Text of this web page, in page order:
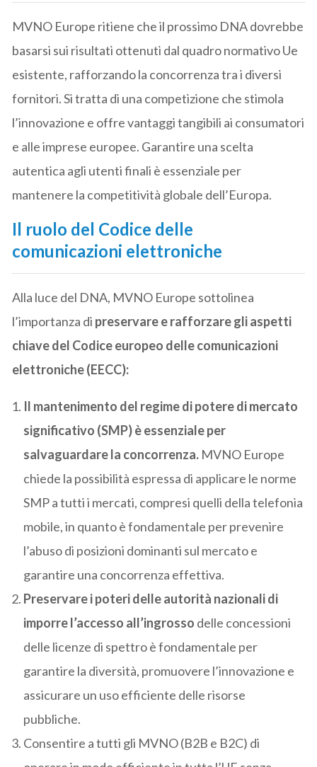
MVNO Europe ritiene che il prossimo DNA dovrebbe
basarsi sui risultati ottenuti dal quadro normativo Ue
esistente, rafforzando la concorrenza tra i diversi
fornitori. Si tratta di una competizione che stimola
l’innovazione e offre vantaggi tangibili ai consumatori
e alle imprese europee. Garantire una scelta
autentica agli utenti finali è essenziale per
mantenere la competitività globale dell’Europa.
Il ruolo del Codice delle
comunicazioni elettroniche
Alla luce del DNA, MVNO Europe sottolinea
l’importanza di preservare e rafforzare gli aspetti
chiave del Codice europeo delle comunicazioni
elettroniche (EECC):
Il mantenimento del regime di potere di mercato
significativo (SMP) è essenziale per
salvaguardare la concorrenza. MVNO Europe
chiede la possibilità espressa di applicare le norme
SMP a tutti i mercati, compresi quelli della telefonia
mobile, in quanto è fondamentale per prevenire
l’abuso di posizioni dominanti sul mercato e
garantire una concorrenza effettiva.
Preservare i poteri delle autorità nazionali di
imporre l’accesso all’ingrosso delle concessioni
delle licenze di spettro è fondamentale per
garantire la diversità, promuovere l’innovazione e
assicurare un uso efficiente delle risorse
pubbliche.
Consentire a tutti gli MVNO (B2B e B2C) di